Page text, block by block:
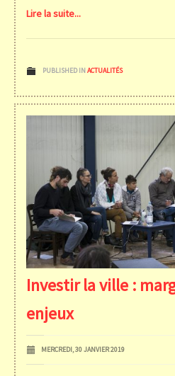
Lire la suite...
PUBLISHED INACTUALITÉS
Investir la ville :
enjeux
MERCREDI, 30 JANVIER 2019